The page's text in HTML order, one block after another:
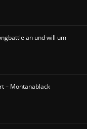
an und will um
– Montanablack